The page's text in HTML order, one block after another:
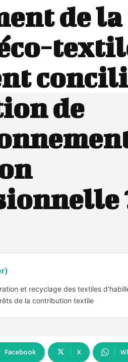
de la
de
et recyclage des textiles
de la contribution textile
Facebook X